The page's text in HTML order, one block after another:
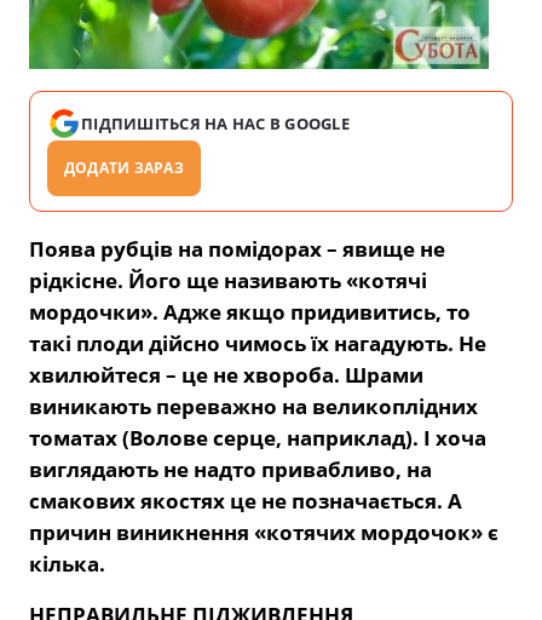
ПІДПИШІТЬСЯ НА НАС В GOOGLE
ДОДАТИ ЗАРАЗ
Поява рубців на помідорах – явище не
рідкісне. Його ще називають «котячі
мордочки». Адже якщо придивитись, то
такі плоди дійсно чимось їх нагадують. Не
хвилюйтеся – це не хвороба. Шрами
виникають переважно на великоплідних
томатах (Волове серце, наприклад). І хоча
виглядають не надто привабливо, на
смакових якостях це не позначається. А
причин виникнення «котячих мордочок» є
кілька.